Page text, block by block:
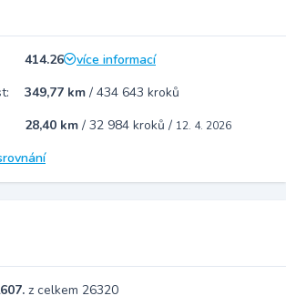
414.26
více informací
349,77 km / 434 643 kroků
28,40 km / 32 984 kroků / 12. 4. 2026
z celkem 26320